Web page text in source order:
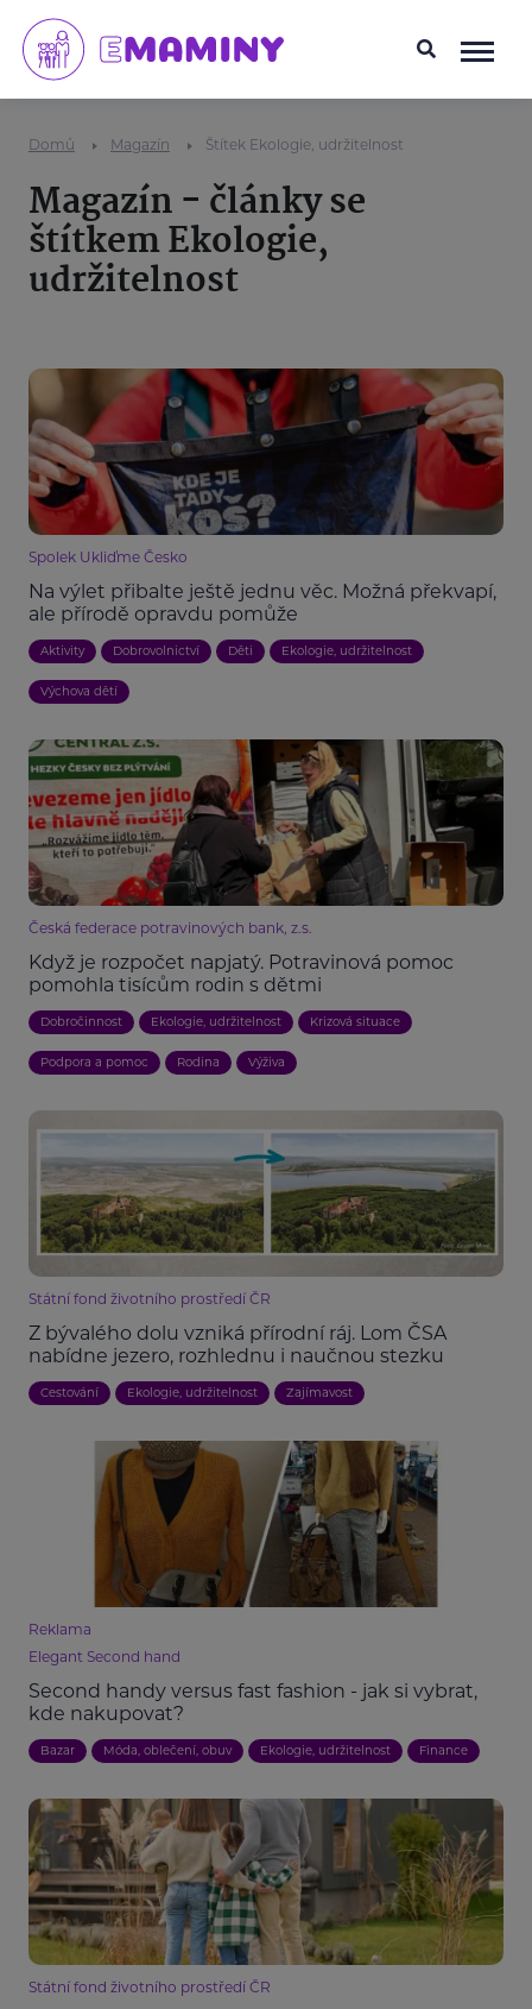
Domů Magazín Štítek Ekologie, udržitelnost
Magazín - články se
štítkem Ekologie,
udržitelnost
Spolek Ukliďme Česko
Na výlet přibalte ještě jednu věc. Možná překvapí,
ale přírodě opravdu pomůže
Aktivity Dobrovolnictví Děti Ekologie, udržitelnost
Výchova dětí
Česká federace potravinových bank, z.s.
Když je rozpočet napjatý. Potravinová pomoc
pomohla tisícům rodin s dětmi
Dobročinnost Ekologie, udržitelnost Krizová situace
Podpora a pomoc Rodina Výživa
Státní fond životního prostředí ČR
Z bývalého dolu vzniká přírodní ráj. Lom ČSA
nabídne jezero, rozhlednu i naučnou stezku
Cestování Ekologie, udržitelnost Zajímavost
Reklama
Elegant Second hand
Second handy versus fast fashion - jak si vybrat,
kde nakupovat?
Bazar Móda, oblečení, obuv Ekologie, udržitelnost Finance
Státní fond životního prostředí ČR